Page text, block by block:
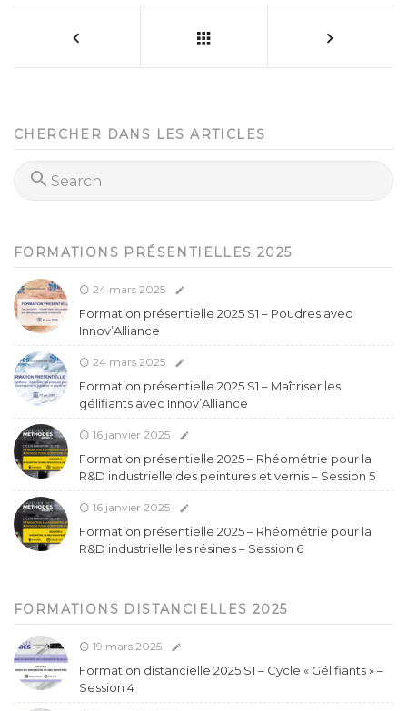
CHERCHER DANS LES ARTICLES
FORMATIONS PRÉSENTIELLES 2025
24 mars 2025
Formation présentielle 2025 S1 – Poudres avec
Innov’Alliance
24 mars 2025
Formation présentielle 2025 S1 – Maîtriser les
gélifiants avec Innov’Alliance
16 janvier 2025
Formation présentielle 2025 – Rhéométrie pour la
R&D industrielle des peintures et vernis – Session 5
16 janvier 2025
Formation présentielle 2025 – Rhéométrie pour la
R&D industrielle les résines – Session 6
FORMATIONS DISTANCIELLES 2025
19 mars 2025
Formation distancielle 2025 S1 – Cycle « Gélifiants » –
Session 4